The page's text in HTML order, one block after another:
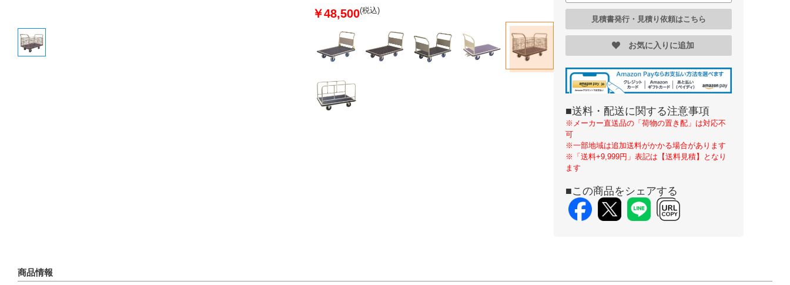
￥48,500(税込)
見積書発行・見積り依頼はこちら
お気に入りに追加
■送料・配送に関する注意事項
※メーカー直送品の「荷物の置き配」は対応不
可
※一部地域は追加送料がかかる場合があります
※「送料+9,999円」表記は【送料見積】となり
ます
■この商品をシェアする
商品情報